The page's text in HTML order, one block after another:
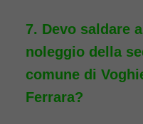
Devo saldare
noleggio della
comune di
Ferrara?